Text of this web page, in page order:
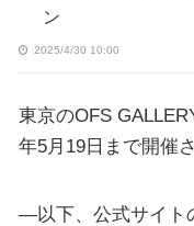
ン
2025/4/30 10:00
東京のOFS
年5月19日まで開催
—以下、公式サイト